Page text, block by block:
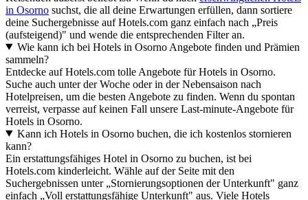
in Osorno suchst, die all deine Erwartungen erfüllen, dann sortiere
deine Suchergebnisse auf Hotels.com ganz einfach nach „Preis
(aufsteigend)" und wende die entsprechenden Filter an.
Wie kann ich bei Hotels in Osorno Angebote finden und Prämien
sammeln?
Entdecke auf Hotels.com tolle Angebote für Hotels in Osorno.
Suche auch unter der Woche oder in der Nebensaison nach
Hotelpreisen, um die besten Angebote zu finden. Wenn du spontan
verreist, verpasse auf keinen Fall unsere Last-minute-Angebote für
Hotels in Osorno.
Kann ich Hotels in Osorno buchen, die ich kostenlos stornieren
kann?
Ein erstattungsfähiges Hotel in Osorno zu buchen, ist bei
Hotels.com kinderleicht. Wähle auf der Seite mit den
Suchergebnissen unter „Stornierungsoptionen der Unterkunft" ganz
einfach „Voll erstattungsfähige Unterkunft" aus. Viele Hotels